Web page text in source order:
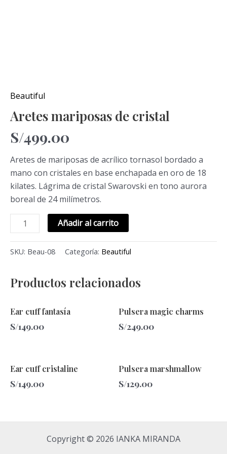
Beautiful
Aretes mariposas de cristal
S/499.00
Aretes de mariposas de acrílico tornasol bordado a
mano con cristales en base enchapada en oro de 18
kilates. Lágrima de cristal Swarovski en tono aurora
boreal de 24 milímetros.
Añadir al carrito
SKU: Beau-08 Categoría: Beautiful
Productos relacionados
Ear cuff fantasía
S/149.00
Pulsera magic charms
S/249.00
Ear cuff cristaline
S/149.00
Pulsera marshmallow
S/129.00
Copyright © 2026 IANKA MIRANDA